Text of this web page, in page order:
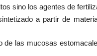
sino los agentes de
a partir de
las mucosas